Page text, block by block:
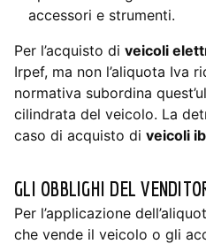
accessori e strumenti.
Per l’acquisto di veicoli
Irpef, ma non l’aliquota Iva
normativa subordina
cilindrata del veicolo. La
caso di acquisto di veicoli
GLI OBBLIGHI DEL
Per l’applicazione
che vende il veicolo o gli